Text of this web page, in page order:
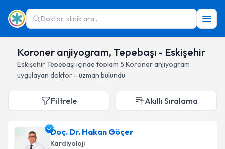
Doktor, klinik ara...
Koroner anjiyogram, Tepebaşı - Eskişehir
EskişehirTepebaşı içinde toplam 5 Koroner anjiyogram
uygulayan doktor - uzman bulundu
Filtrele Akıllı Sıralama
Doç. Dr. Hakan Göçer
Kardiyoloji